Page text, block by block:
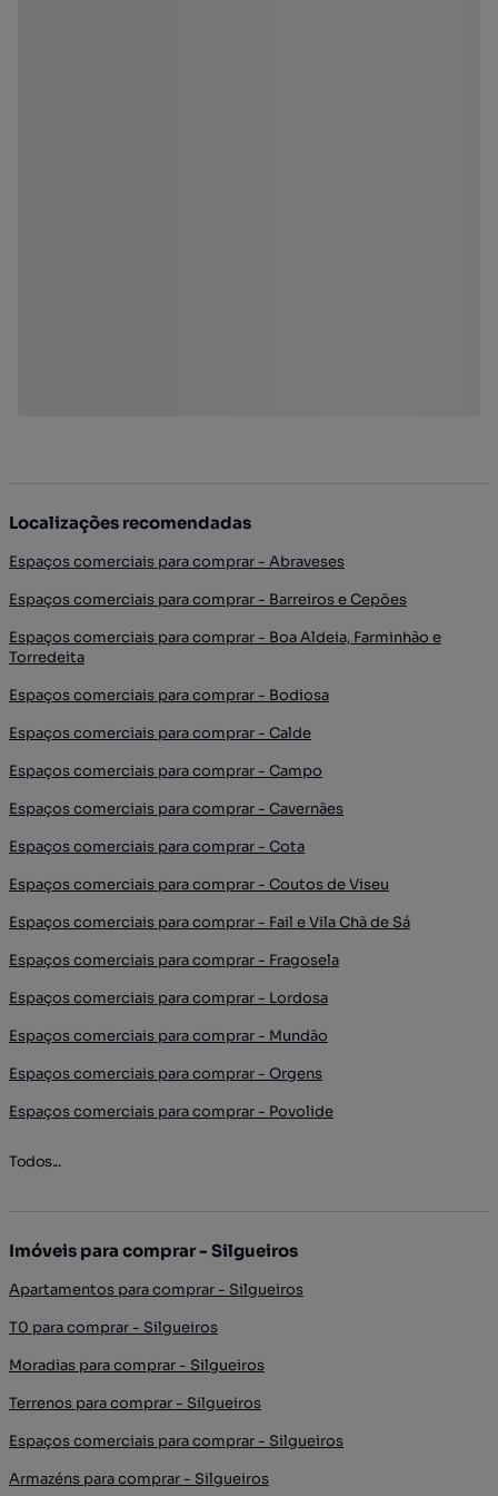
Localizações recomendadas
Espaços comerciais para comprar - Abraveses
Espaços comerciais para comprar - Barreiros e Cepões
Espaços comerciais para comprar - Boa Aldeia, Farminhão e
Torredeita
Espaços comerciais para comprar - Bodiosa
Espaços comerciais para comprar - Calde
Espaços comerciais para comprar - Campo
Espaços comerciais para comprar - Cavernães
Espaços comerciais para comprar - Cota
Espaços comerciais para comprar - Coutos de Viseu
Espaços comerciais para comprar - Fail e Vila Chã de Sá
Espaços comerciais para comprar - Fragosela
Espaços comerciais para comprar - Lordosa
Espaços comerciais para comprar - Mundão
Espaços comerciais para comprar - Orgens
Espaços comerciais para comprar - Povolide
Todos...
Imóveis para comprar - Silgueiros
Apartamentos para comprar - Silgueiros
T0 para comprar - Silgueiros
Moradias para comprar - Silgueiros
Terrenos para comprar - Silgueiros
Espaços comerciais para comprar - Silgueiros
Armazéns para comprar - Silgueiros